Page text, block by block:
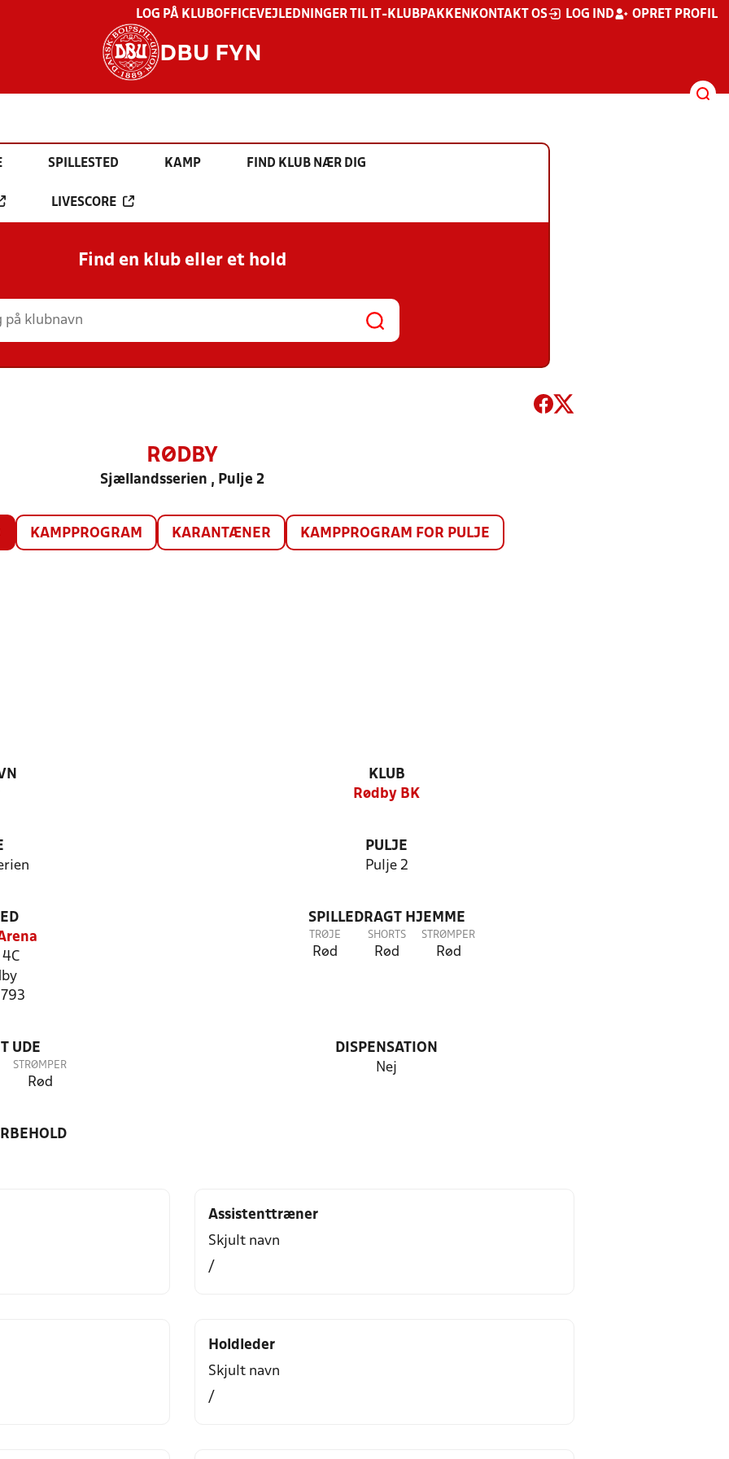
LOG PÅ KLUBOFFICEVEJLEDNINGER TIL IT-KLUBPAKKEN KONTAKT OS LOG IND OPRET PROFIL
DBU FYN
SPILLESTED KAMP FIND KLUB NÆR DIG
LIVESCORE
Find en klub eller et hold
RØDBY
Sjællandsserien , Pulje 2
KAMPPROGRAM KARANTÆNER KAMPPROGRAM FOR PULJE
KLUB
Rødby BK
PULJE
Pulje 2
SPILLEDRAGT HJEMME
TRØJE
Rød
SHORTS
Rød
STRØMPER
Rød
UDE
STRØMPER
Rød
DISPENSATION
Nej
Assistenttræner
Skjult navn
/
Holdleder
Skjult navn
/